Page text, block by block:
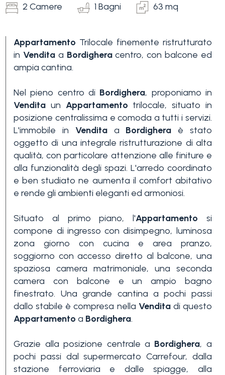
2 Camere 1 Bagni 63 mq
Appartamento Trilocale finemente ristrutturato
in Vendita a Bordigheracentro, con balcone ed
ampia cantina.
Nel pieno centro di Bordighera, proponiamo in
Vendita un Appartamento trilocale, situato in
posizione centralissima e comoda a tutti i servizi.
L'immobile in Venditaa Bordighera è stato
oggetto di una integrale ristrutturazione di alta
qualità, con particolare attenzione alle finiture e
alla funzionalità degli spazi. L'arredo coordinato
e ben studiato ne aumenta il comfort abitativo
e rende gli ambienti eleganti ed armoniosi.
Situato al primo piano, l'Appartamento si
compone di ingresso con disimpegno, luminosa
zona giorno con cucina e area pranzo,
soggiorno con accesso diretto al balcone, una
spaziosa camera matrimoniale, una seconda
camera con balcone e un ampio bagno
finestrato. Una grande cantina a pochi passi
dallo stabile è compresa nella Venditadi questo
Appartamento a Bordighera.
Grazie alla posizione centrale a Bordighera, a
pochi passi dal supermercato Carrefour, dalla
stazione ferroviaria e dalle spiagge, alla
Prezzo
Camere
minime
Qualsiasi
2
3+
Altre
opzioni
multiscelta